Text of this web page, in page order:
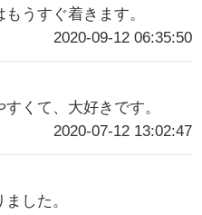
うすぐ着きます。
2020-09-12 06:35:50
くて、大好きです。
2020-07-12 13:02:47
した。